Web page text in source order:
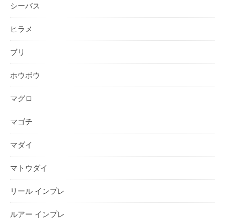
シーバス
ヒラメ
ブリ
ホウボウ
マグロ
マゴチ
マダイ
マトウダイ
リール インプレ
ルアー インプレ